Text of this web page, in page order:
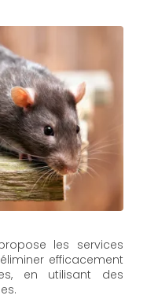
les services
efficacement
en utilisant des